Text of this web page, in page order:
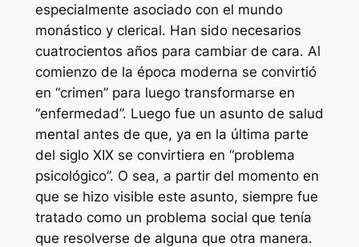
especialmente asociado con el mundo
monástico y clerical. Han sido necesarios
cuatrocientos años para cambiar de cara. Al
comienzo de la época moderna se convirtió
en “crimen” para luego transformarse en
“enfermedad”. Luego fue un asunto de salud
mental antes de que, ya en la última parte
del siglo XIX se convirtiera en “problema
psicológico”. O sea, a partir del momento en
que se hizo visible este asunto, siempre fue
tratado como un problema social que tenía
que resolverse de alguna que otra manera.